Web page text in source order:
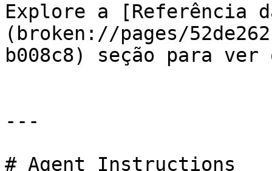
Explore a [Referência
(broken://pages/
b008c8) seção para
---
# Agent Instructions